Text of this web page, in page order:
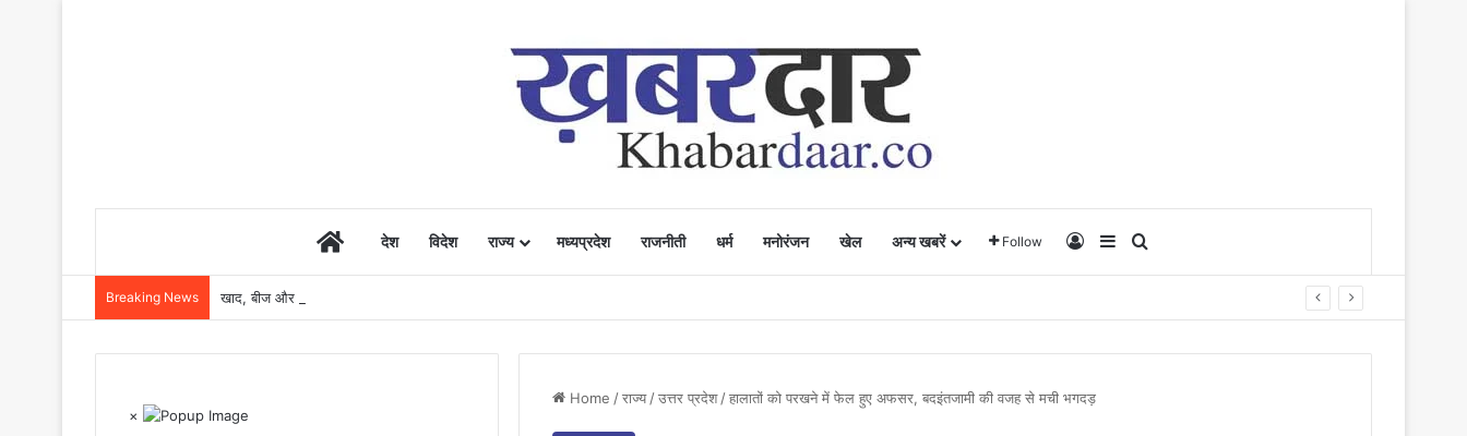
Homeदेश विदेश राज्य मध्यप्रदेश राजनीती धर्म मनोरंजन खेल अन्य खबरें Follow Log InSidebar
Breaking News खाद, बीज और उर्वरकों की समय पर उपलब्धता से किसानों में उत्साह, नैनो डीएपी और नैनो यूरिया बने किसानों के भरोसेमंद कृषि साथी…..
Home /राज्य /उत्तर प्रदेश /हालातों को परखने में फेल हुए अफसर, बदइंतजामी की वजह से मची भगदड़
×